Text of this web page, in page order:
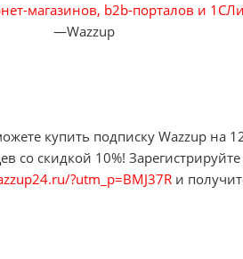
магазинов, b2b-порталов и 1С
—Wazzup
купить подписку Wazzup на
со скидкой 10%!
?utm_p=BMJ37R и